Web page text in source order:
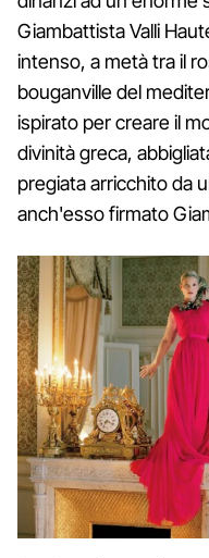
Giambattista Valli
intenso, a metà tra il
bouganville del
ispirato per creare il
divinità greca,
pregiata arricchito da
anch'esso firmato